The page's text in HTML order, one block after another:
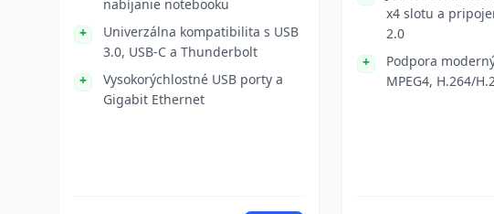
nabíjanie notebooku
Univerzálna kompatibilita s USB
3.0, USB-C a Thunderbolt
Vysokorýchlostné USB porty a
Gigabit Ethernet
x4 slotu a
2.0
Podpora
MPEG4, H.264/